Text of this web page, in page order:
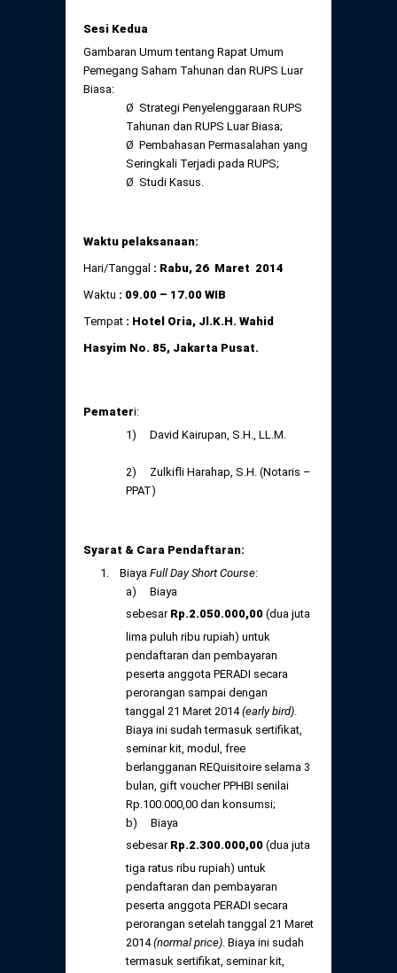
Sesi Kedua
Gambaran Umum tentang Rapat Umum
Pemegang Saham Tahunan dan RUPS Luar
Biasa:
Ø Strategi Penyelenggaraan RUPS
Tahunan dan RUPS Luar Biasa;
Ø Pembahasan Permasalahan yang
Seringkali Terjadi pada RUPS;
Ø Studi Kasus.
Waktu pelaksanaan:
Hari/Tanggal : Rabu, 26 Maret 2014
Waktu : 09.00 – 17.00 WIB
Tempat : Hotel Oria, Jl.K.H. Wahid
Hasyim No. 85, Jakarta Pusat.
Pemateri:
1) David Kairupan, S.H., LL.M.
2) Zulkifli Harahap, S.H. (Notaris –
PPAT)
Syarat & Cara Pendaftaran:
1. Biaya Full Day Short Course:
a) Biaya
sebesar Rp.2.050.000,00 (dua juta
lima puluh ribu rupiah) untuk
pendaftaran dan pembayaran
peserta anggota PERADI secara
perorangan sampai dengan
tanggal 21 Maret 2014(early bird)
Biaya ini sudah termasuk sertifikat,
seminar kit, modul, free
berlangganan REQuisitoire selama 3
bulan, gift voucher PPHBI senilai
Rp.100.000,00 dan konsumsi;
b) Biaya
sebesar Rp.2.300.000,00 (dua juta
tiga ratus ribu rupiah) untuk
pendaftaran dan pembayaran
peserta anggota PERADI secara
perorangan setelah tanggal 21 Maret
2014(normal price) . Biaya ini sudah
termasuk sertifikat, seminar kit,